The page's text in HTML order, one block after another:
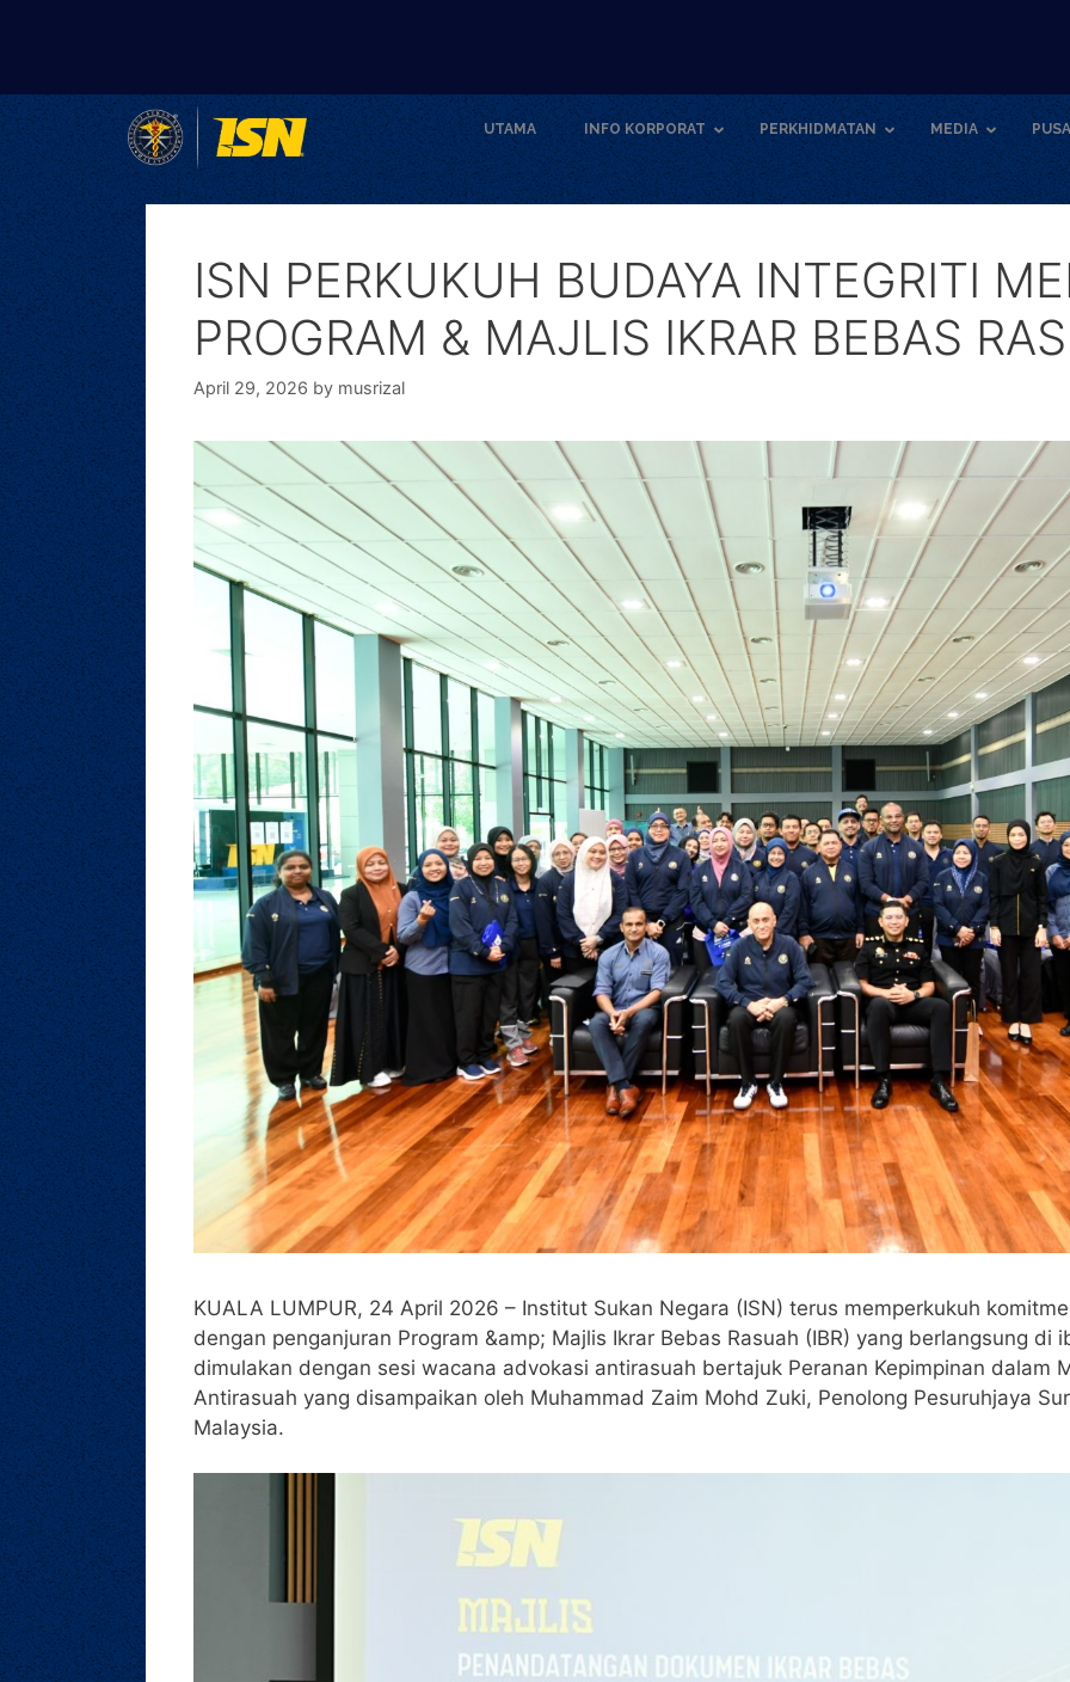
UTAMA INFO KORPORAT PERKHIDMATAN MEDIA
ISN PERKUKUH BUDAYA INTEGRITI
PROGRAM & MAJLIS IKRAR BEBAS
April 29, 2026 by musrizal
KUALA LUMPUR, 24 April 2026 – Institut Sukan Negara (ISN) terus memperkukuh
dengan penganjuran Program &amp; Majlis Ikrar Bebas Rasuah (IBR) yang berlangsung di
dimulakan dengan sesi wacana advokasi antirasuah bertajuk Peranan Kepimpinan dalam
Antirasuah yang disampaikan oleh Muhammad Zaim Mohd Zuki, Penolong Pesuruhjaya
Malaysia.